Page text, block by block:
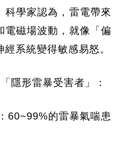
科學家認為，雷電帶來
電磁場波動，就像「偏
系統變得敏感易怒。
隱形雷暴受害者」：
：60~99%的雷暴氣喘患